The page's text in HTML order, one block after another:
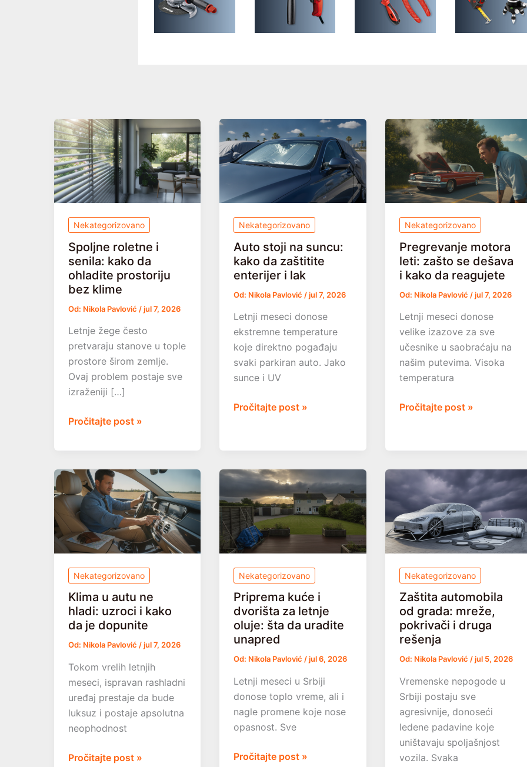
Nekategorizovano
Spoljne roletne i
senila: kako da
ohladite prostoriju
bez klime
Od: Nikola Pavlović /jul 7, 2026
Letnje žege često
pretvaraju stanove u tople
prostore širom zemlje.
Ovaj problem postaje sve
izraženiji […]
Spoljne
i
senila:
kako
da
ohladite
prostoriju
bez
Pročitajte post »
Nekategorizovano
Auto stoji na suncu:
kako da zaštitite
enterijer i lak
Od: Nikola Pavlović /jul 7, 2026
Letnji meseci donose
ekstremne temperature
koje direktno pogađaju
svaki parkiran auto. Jako
sunce i UV
Auto
suncu:
kako
da
zaštitite
enterijer
i
lak
Pročitajte post »
Nekategorizovano
Pregrevanje motora
leti: zašto se dešava
i kako da reagujete
Od: Nikola Pavlović /jul 7, 2026
Letnji meseci donose
velike izazove za sve
učesnike u saobraćaju na
našim putevima. Visoka
temperatura
Pregrevanje
zašto
se
dešava
kako
da
reagujete
Pročitajte post »
Nekategorizovano
Klima u autu ne
hladi: uzroci i kako
da je dopunite
Od: Nikola Pavlović /jul 7, 2026
Tokom vrelih letnjih
meseci, ispravan rashladni
uređaj prestaje da bude
luksuz i postaje apsolutna
neophodnost
Klima
Pročitajte post »
Nekategorizovano
Priprema kuće i
dvorišta za letnje
oluje: šta da uradite
unapred
Od: Nikola Pavlović/jul 6, 2026
Letnji meseci u Srbiji
donose toplo vreme, ali i
nagle promene koje nose
opasnost. Sve
Priprema
Pročitajte post »
Nekategorizovano
Zaštita automobila
od grada: mreže,
pokrivači i druga
rešenja
Od: Nikola Pavlović /jul 5, 2026
Vremenske nepogode u
Srbiji postaju sve
agresivnije, donoseći
ledene padavine koje
uništavaju spoljašnjost
vozila. Svaka